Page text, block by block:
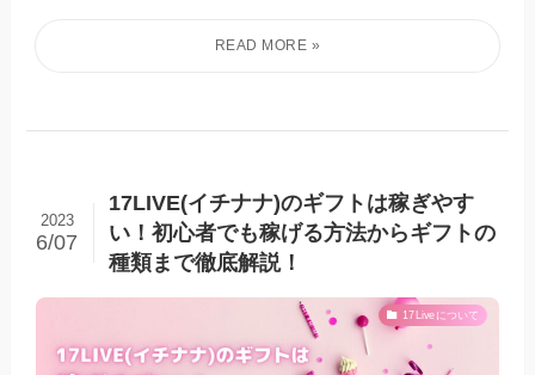
17LIVE(イチナナ)のギフトは稼ぎやす
い！初心者でも稼げる方法からギフトの
種類まで徹底解説！
2023
6/07
17Liveについて